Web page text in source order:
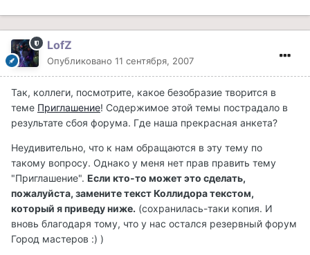
LofZ
Опубликовано 11 сентября, 2007
Так, коллеги, посмотрите, какое безобразие творится в
теме Приглашение! Содержимое этой темы пострадало в
результате сбоя форума. Где наша прекрасная анкета?
Неудивительно, что к нам обращаются в эту тему по
такому вопросу. Однако у меня нет прав править тему
"Приглашение". Если кто-то может это сделать,
пожалуйста, замените текст Коллидора текстом,
который я приведу ниже. (сохранилась-таки копия. И
вновь благодаря тому, что у нас остался резервный форум
Город мастеров :) )